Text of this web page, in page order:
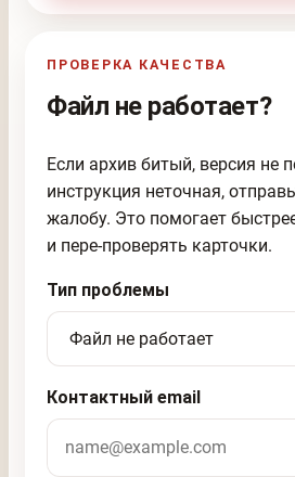
ПРОВЕРКА КАЧЕСТВА
Файл не работает?
Если архив битый, версия не
инструкция неточная,
жалобу. Это помогает
и пере-проверять карточки.
Тип проблемы
Контактный email